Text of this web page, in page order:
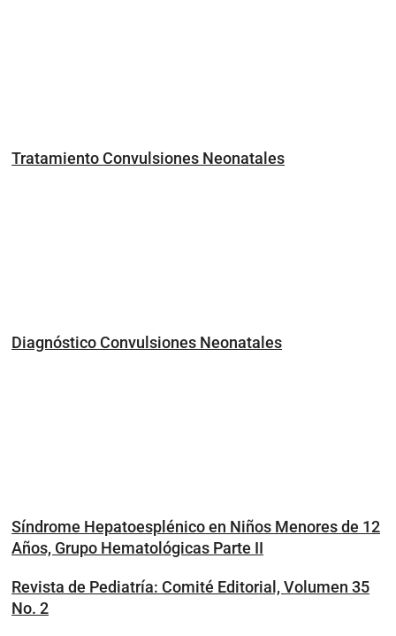
Tratamiento Convulsiones Neonatales
Diagnóstico Convulsiones Neonatales
Síndrome Hepatoesplénico en Niños Menores de 12
Años, Grupo Hematológicas Parte II
Revista de Pediatría: Comité Editorial, Volumen 35
No. 2